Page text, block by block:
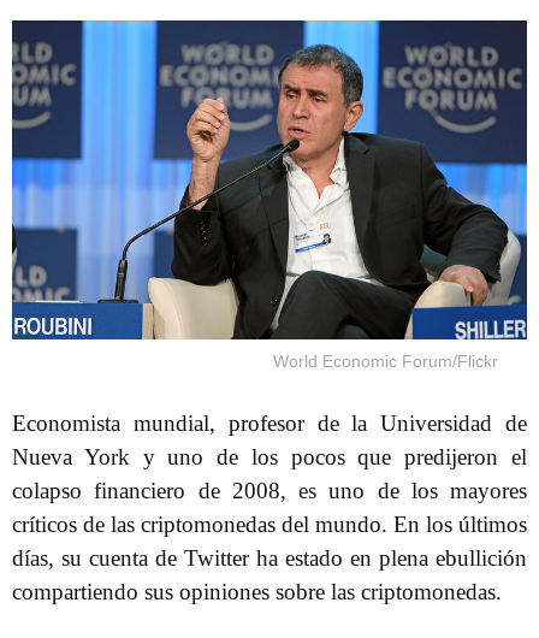
World Economic Forum/Flickr
Economista mundial, profesor de la Universidad de
Nueva York y uno de los pocos que predijeron el
colapso financiero de 2008, es uno de los mayores
críticos de las criptomonedas del mundo. En los últimos
días, su cuenta de Twitter ha estado en plena ebullición
compartiendo sus opiniones sobre las criptomonedas.